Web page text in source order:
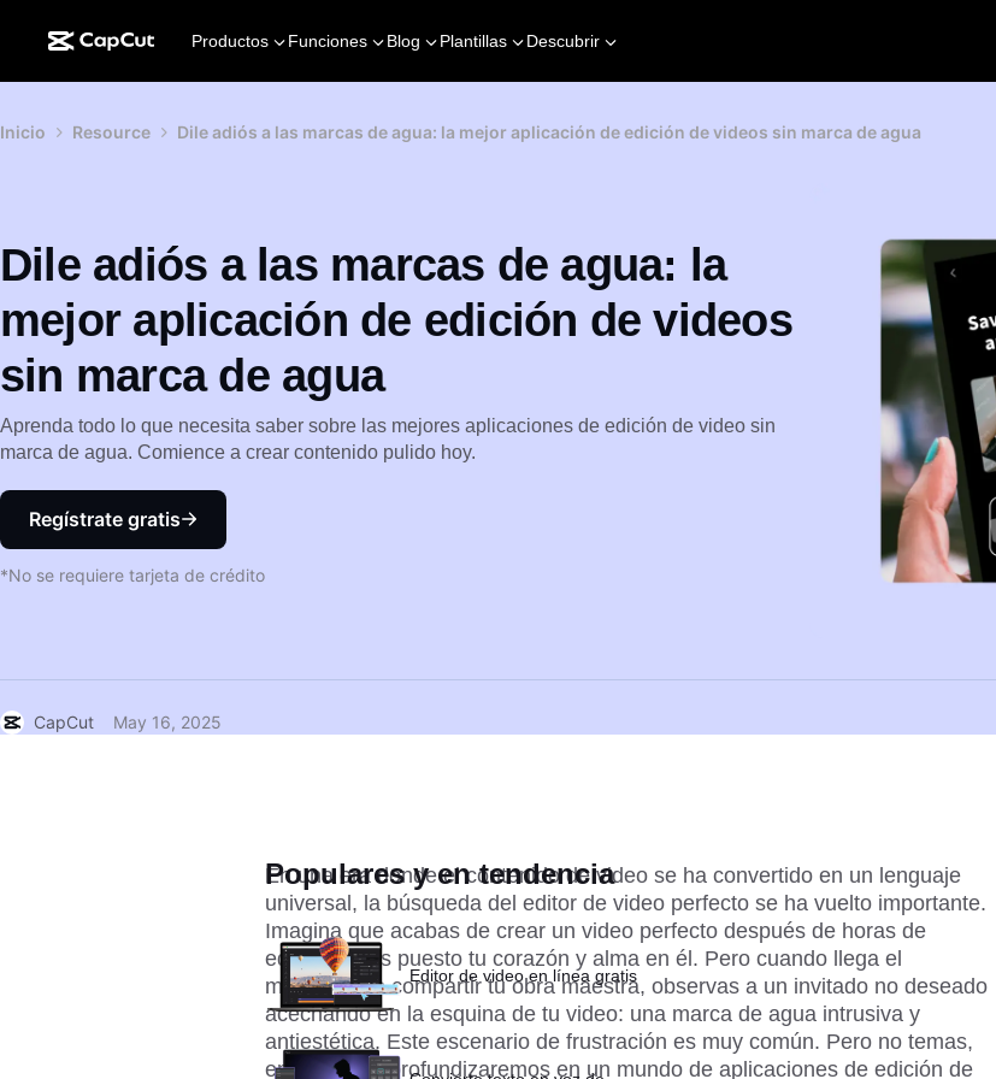
Productos Funciones Blog Plantillas Descubrir
Inicio Resource Dile adiós a las marcas de agua: la mejor aplicación de edición de videos sin marca de agua
Dile adiós a las marcas de agua: la
mejor aplicación de edición de videos
sin marca de agua
Aprenda todo lo que necesita saber sobre las mejores aplicaciones de edición de video sin
marca de agua. Comience a crear contenido pulido hoy.
Regístrate gratis
*No se requiere tarjeta de crédito
CapCut May 16, 2025
En una era donde el contenido de video se ha convertido en un lenguaje
universal, la búsqueda del editor de video perfecto se ha vuelto importante.
Imagina que acabas de crear un video perfecto después de horas de
edición y has puesto tu corazón y alma en él. Pero cuando llega el
momento de compartir tu obra maestra, observas a un invitado no deseado
acechando en la esquina de tu video: una marca de agua intrusiva y
antiestética. Este escenario de frustración es muy común. Pero no temas,
en este blog profundizaremos en un mundo de aplicaciones de edición de
Populares y en tendencia
Editor de video en línea gratis